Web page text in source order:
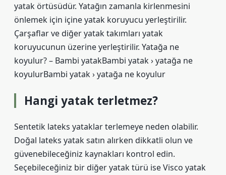
yatak örtüsüdür. Yatağın zamanla kirlenmesini
önlemek için içine yatak koruyucu yerleştirilir.
Çarşaflar ve diğer yatak takımları yatak
koruyucunun üzerine yerleştirilir. Yatağa ne
koyulur? – Bambi yatakBambi yatak › yatağa ne
koyulurBambi yatak › yatağa ne koyulur
Hangi yatak terletmez?
Sentetik lateks yataklar terlemeye neden olabilir.
Doğal lateks yatak satın alırken dikkatli olun ve
güvenebileceğiniz kaynakları kontrol edin.
Seçebileceğiniz bir diğer yatak türü ise Visco yatak